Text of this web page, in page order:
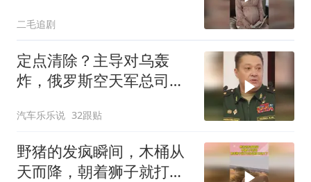
二毛追剧
定点清除？主导对乌轰
炸，俄罗斯空天军总司令
身亡！
汽车乐乐说 32跟贴
野猪的发疯瞬间，木桶从
天而降，朝着狮子就打去